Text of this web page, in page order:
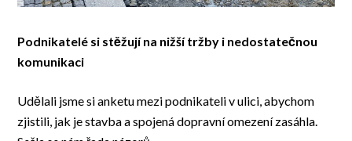
Podnikatelé si stěžují na nižší tržby i nedostatečnou
komunikaci
Udělali jsme si anketu mezi podnikateli v ulici, abychom
zjistili, jak je stavba a spojená dopravní omezení zasáhla.